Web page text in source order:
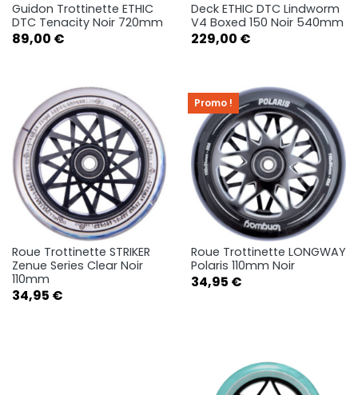
Guidon Trottinette ETHIC
DTC Tenacity Noir 720mm
Prix
89,00 €
Deck ETHIC DTC Lindworm
V4 Boxed 150 Noir 540mm
Prix
229,00 €
Roue Trottinette STRIKER
Zenue Series Clear Noir
110mm
Prix
34,95 €
Roue Trottinette LONGWAY
Polaris 110mm Noir
Prix
34,95 €
Promo !